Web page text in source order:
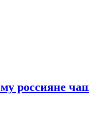
россияне